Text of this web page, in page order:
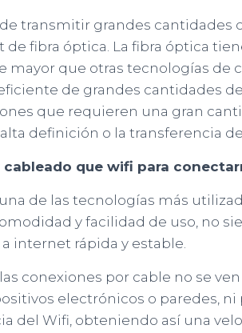
transmitir grandes cantidades
fibra óptica. La fibra óptica
mayor que otras tecnologías de
de grandes cantidades
que requieren una gran
definición o la transferencia
cableado que wifi para
de las tecnologías más
y facilidad de uso, no
internet rápida y estable.
conexiones por cable no se
electrónicos o paredes,
del Wifi, obteniendo así una